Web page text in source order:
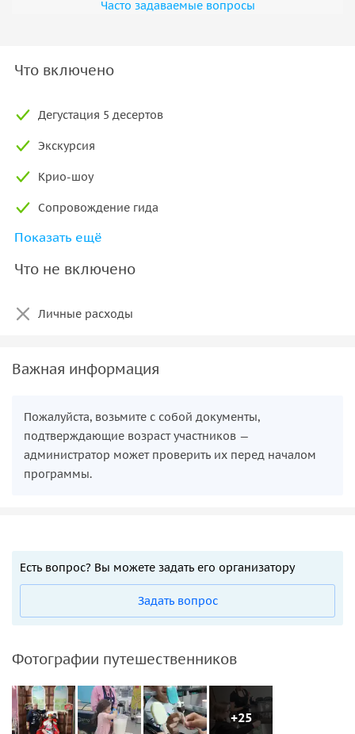
Часто задаваемые вопросы
Что включено
Дегустация 5 десертов
Экскурсия
Крио-шоу
Сопровождение гида
Яркие фотозоны
Показать ещё
Что не включено
Личные расходы
Важная информация
Пожалуйста, возьмите с собой документы,
подтверждающие возраст участников —
администратор может проверить их перед началом
программы.
Есть вопрос? Вы можете задать его организатору
Задать вопрос
Фотографии путешественников
+25